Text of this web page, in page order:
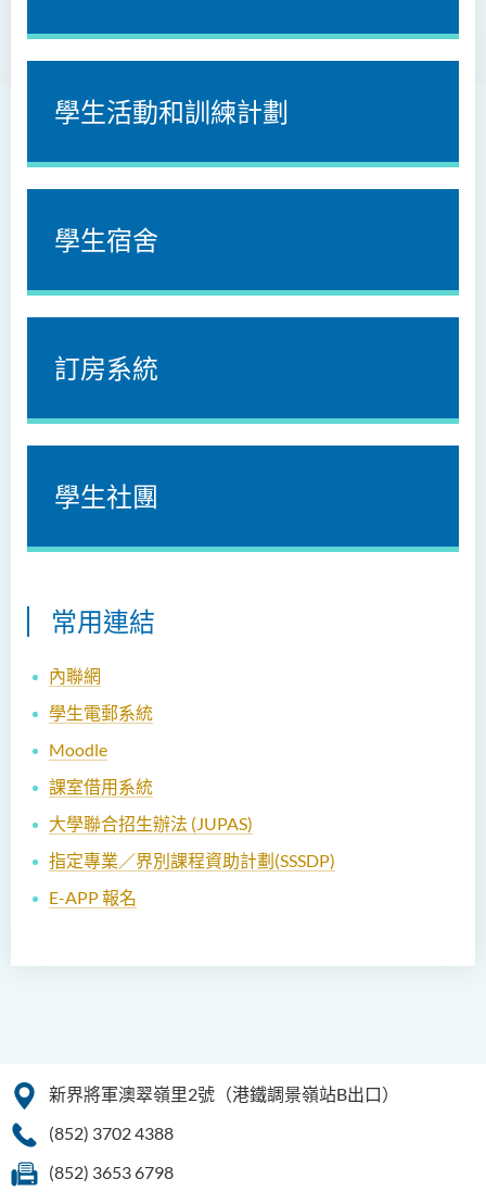
學生活動和訓練計劃
學生宿舍
訂房系統
學生社團
常用連結
內聯網
學生電郵系統
Moodle
課室借用系統
大學聯合招生辦法 (JUPAS)
指定專業／界別課程資助計劃(SSSDP)
E-APP 報名
新界將軍澳翠嶺里2號（港鐵調景嶺站B出口）
(852) 3702 4388
(852) 3653 6798